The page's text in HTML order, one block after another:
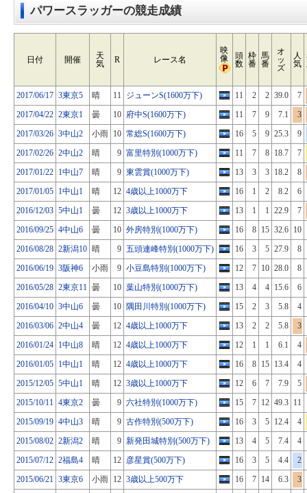
パワースラッガーの競走成績
日付 開催
天
気
R レース名
映
像
頭
数
枠
番
馬
番
オ
ッ
ズ
人
気
2017/06/17 3東京5 晴 11 ジューンS(1600万下) 11 2 2 39.0
7
2017/04/22 2東京1 曇 10 府中S(1600万下) 11 7 9 7.1
3
2017/03/26 3中山2 小雨 10 常総S(1600万下) 16 5 9 25.3
9
2017/02/26 2中山2 晴 9 富里特別(1000万下) 11 7 8 18.7
7
2017/01/22 1中山7 晴 9 東雲賞(1000万下) 13 3 3 18.2
8
2017/01/05 1中山1 晴 12 4歳以上1000万下 16 1 2 8.2
6
2016/12/03 5中山1 曇 12 3歳以上1000万下 13 1 1 22.9
7
2016/09/25 4中山6 曇 10 外房特別(1000万下) 16 8 15 32.6 10
2016/08/28 2新潟10 晴 9 五頭連峰特別(1000万下) 16 3 5 27.9
8
2016/06/19 3阪神6 小雨 9 小豆島特別(1000万下) 12 7 10 28.0
8
2016/05/28 2東京11 曇 10 葉山特別(1000万下) 13 4 4 15.6
6
2016/04/10 3中山6 曇 10 隅田川特別(1000万下) 15 2 3 5.8
4
2016/03/06 2中山4 曇 12 4歳以上1000万下 13 2 2 5.8
3
2016/01/24 1中山8 晴 12 4歳以上1000万下 12 1 1 6.1
4
2016/01/05 1中山1 晴 12 4歳以上1000万下 16 8 15 13.4
4
2015/12/05 5中山1 晴 12 3歳以上1000万下 12 6 7 7.9
5
2015/10/11 4東京2 曇 9 六社特別(1000万下) 15 7 12 49.3 11
2015/09/19 4中山3 晴 9 古作特別(500万下) 16 3 5 12.4
4
2015/08/02 2新潟2 晴 9 新発田城特別(500万下) 13 4 5 7.4
4
2015/07/12 2福島4 晴 12 彦星賞(500万下) 16 3 5 4.4
2
2015/06/21 3東京6 小雨 12 3歳以上500万下 16 7 14 6.3
3